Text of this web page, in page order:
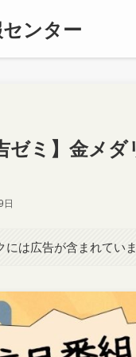
ンター
ゼミ】金メ
日
は広告が含まれていま